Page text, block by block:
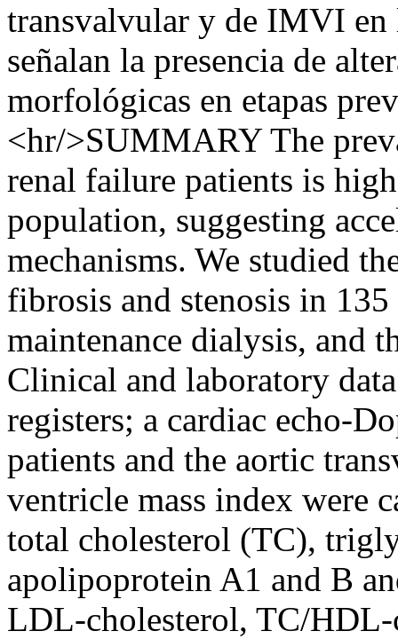
transvalvular y de IMVI
señalan la presencia de
morfológicas en etapas
<hr/>SUMMARY The
renal failure patients is
population, suggesting
mechanisms. We studied
fibrosis and stenosis in
maintenance dialysis, and
Clinical and laboratory
registers; a cardiac echo-
patients and the aortic
ventricle mass index were
total cholesterol (TC),
apolipoprotein A1 and B
LDL-cholesterol, TC/HDL-